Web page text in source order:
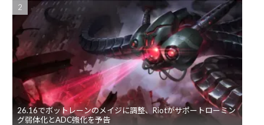
26.16でボットレーンのメイジに調整、Riotがサポートローミン
グ弱体化とADC強化を予告